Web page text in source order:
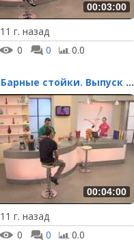
00:03:00
11 г. назад
0
0 0.0
Барные стойки. Выпуск 140
00:04:00
11 г. назад
0
0 0.0